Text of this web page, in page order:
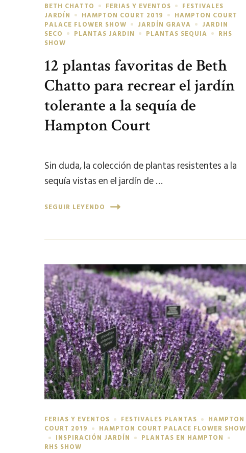
BETH CHATTO FERIAS Y EVENTOS
FESTIVALES
JARDÍN
HAMPTON COURT 2019
HAMPTON COURT
PALACE FLOWER SHOW
JARDÍN GRAVA
JARDIN
SECO
PLANTAS JARDIN PLANTAS SEQUIA
RHS
SHOW
12 plantas favoritas de Beth
Chatto para recrear el jardín
tolerante a la sequía de
Hampton Court
Sin duda, la colección de plantas resistentes a la
sequía vistas en el jardín de …
SEGUIR LEYENDO
FERIAS Y EVENTOS FESTIVALES PLANTAS
HAMPTON
COURT 2019
HAMPTON COURT PALACE FLOWER SHOW
INSPIRACIÓN JARDÍN
PLANTAS EN HAMPTON
RHS SHOW